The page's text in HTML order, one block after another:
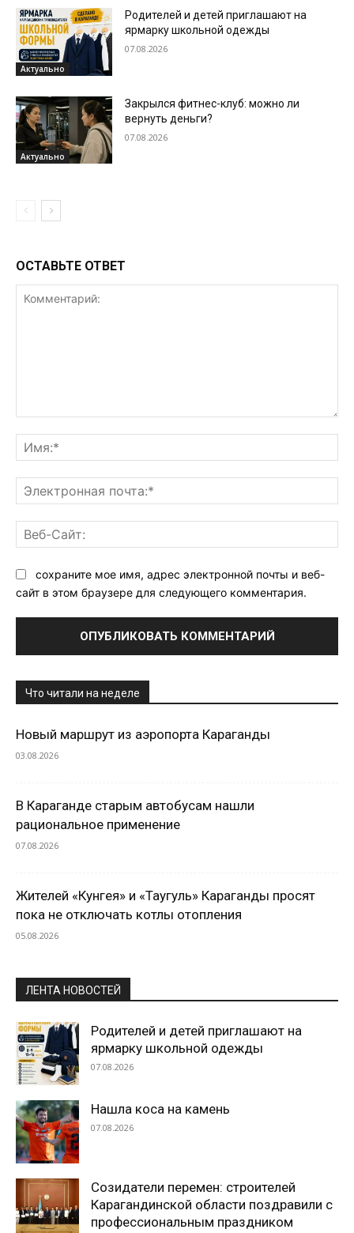
Актуально
Родителей и детей приглашают на
ярмарку школьной одежды
07.08.2026
Актуально
Закрылся фитнес-клуб: можно ли
вернуть деньги?
07.08.2026
ОСТАВЬТЕ ОТВЕТ
сохраните мое имя, адрес электронной почты и веб-
сайт в этом браузере для следующего комментария.
Что читали на неделе
Новый маршрут из аэропорта Караганды
03.08.2026
В Караганде старым автобусам нашли
рациональное применение
07.08.2026
Жителей «Кунгея» и «Таугуль» Караганды просят
пока не отключать котлы отопления
05.08.2026
ЛЕНТА НОВОСТЕЙ
Родителей и детей приглашают на
ярмарку школьной одежды
07.08.2026
Нашла коса на камень
07.08.2026
Созидатели перемен: строителей
Карагандинской области поздравили с
профессиональным праздником